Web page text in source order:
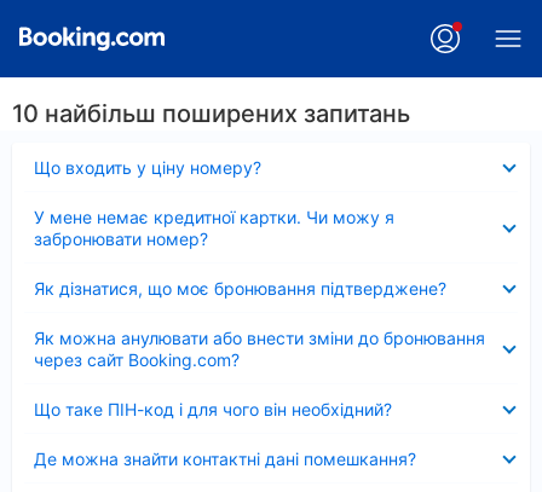
10 найбільш поширених запитань
Що входить у ціну номеру?
У мене немає кредитної картки. Чи можу я
забронювати номер?
Як дізнатися, що моє бронювання підтверджене?
Як можна анулювати або внести зміни до бронювання
через сайт Booking.com?
Що таке ПІН-код і для чого він необхідний?
Де можна знайти контактні дані помешкання?